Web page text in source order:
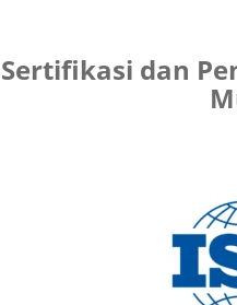
Sertifikasi dan